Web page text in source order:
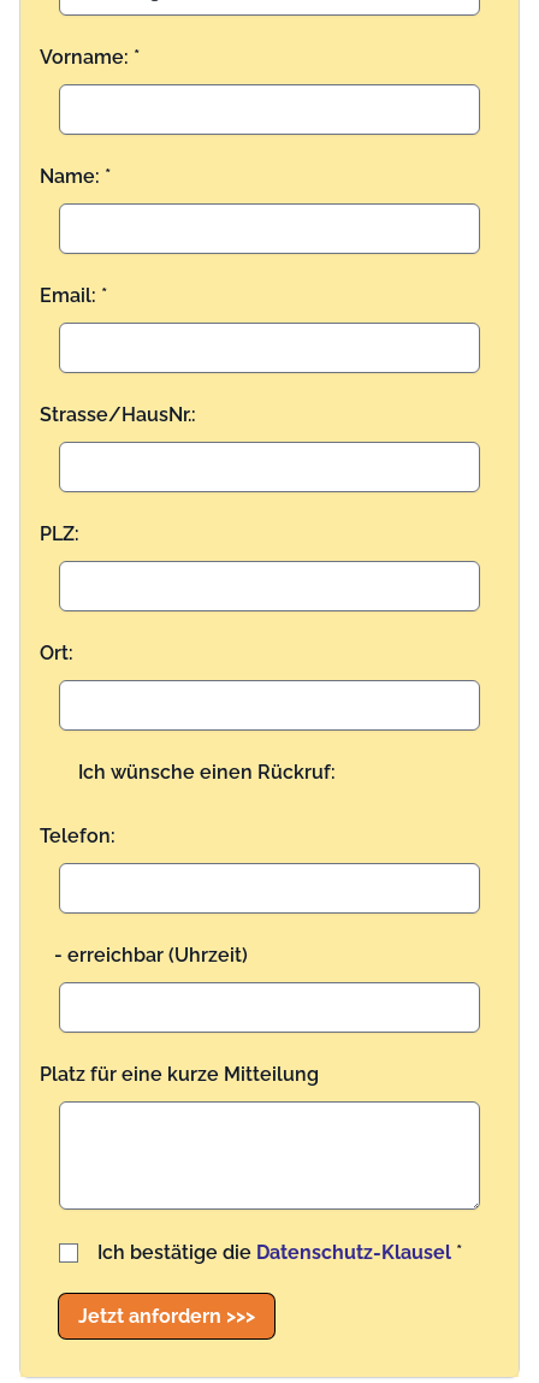
Vorname: *
Name: *
Email: *
Strasse/HausNr.:
PLZ:
Ort:
Ich wünsche einen Rückruf:
Telefon:
- erreichbar (Uhrzeit)
Platz für eine kurze Mitteilung
Benutzername
Ich bestätige die Datenschutz-Klausel *
Jetzt anfordern >>>